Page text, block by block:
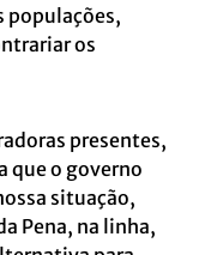
populações,
os
presentes,
que o governo
situação,
Pena, na linha,